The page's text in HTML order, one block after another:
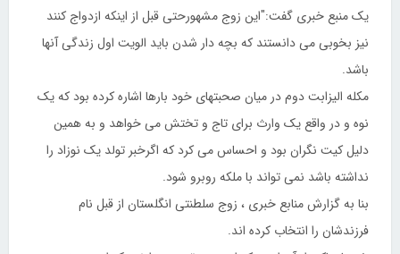
یک منبع خبری گفت:"این زوج مشهورحتی قبل از اینکه ازدواج کنند
نیز بخوبی می دانستند که بچه دار شدن باید الویت اول زندگی آنها
باشد.
مکله الیزابت دوم در میان صحبتهای خود بارها اشاره کرده بود که یک
نوه و در واقع یک وارث برای تاج و تختش می خواهد و به همین
دلیل کیت نگران بود و احساس می کرد که اگرخبر تولد یک نوزاد را
نداشته باشد نمی تواند با ملکه روبرو شود.
بنا به گزارش منابع خبری ، زوج سلطنتی انگلستان از قبل نام
فرزندشان را انتخاب کرده اند.